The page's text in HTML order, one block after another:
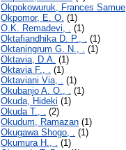
Okpokowuruk, Frances Samue
Okpomor, E. O. (1)
O.K. Remadevi, . (1)
Oktafiandhika D. P., . (1)
Oktaningrum G. N., . (1)
Oktavia, D.A. (1)
Oktavia F., . (1)
Oktaviani Via, . (1)
Okubanjo A. O., . (1)
Okuda, Hideki (1)
Okuda T., . (2)
Okudum, Ramazan (1)
Okugawa Shogo, . (1)
Okumura H., . (1)